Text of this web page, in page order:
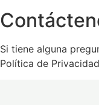
Si tiene alguna
Política de